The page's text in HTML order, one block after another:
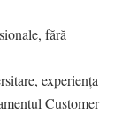
fără
experiența
Customer